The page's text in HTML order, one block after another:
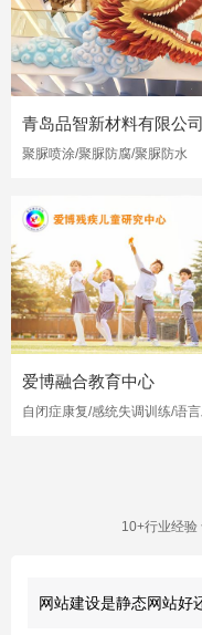
青岛品智新材料有限公司
聚脲喷涂/聚脲防腐/聚脲防水
爱博融合教育中心
10+行业经验
网站建设是静态网站好